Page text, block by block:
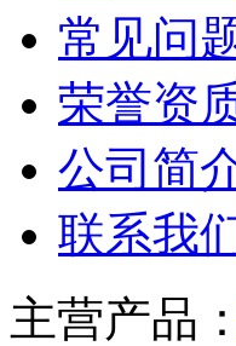
常见问
荣誉资
公司简
联系我
主营产品：